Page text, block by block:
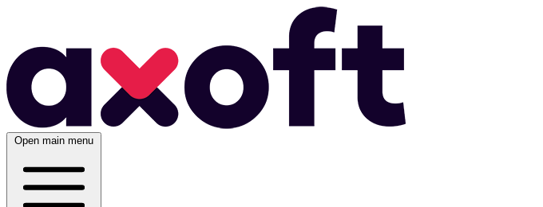
Open main menu